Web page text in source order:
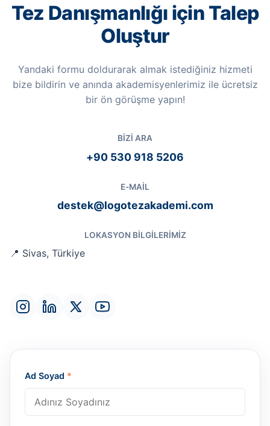
Tez Danışmanlığı için Talep
Oluştur
Yandaki formu doldurarak almak istediğiniz hizmeti
bize bildirin ve anında akademisyenlerimiz ile ücretsiz
bir ön görüşme yapın!
BIZI ARA
+90 530 918 5206
E-MAIL
destek@logotezakademi.com
LOKASYON BILGILERIMIZ
📍 Sivas, Türkiye
Ad Soyad *